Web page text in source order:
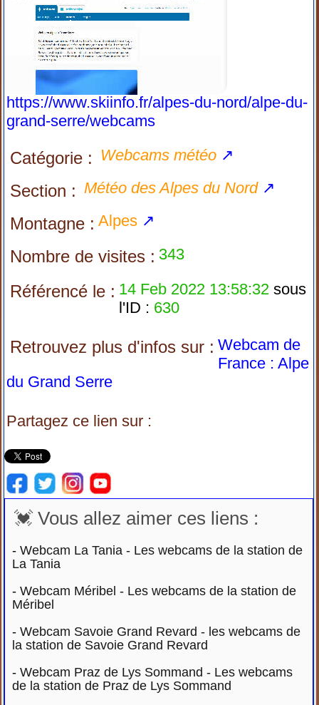
https://www.skiinfo.fr/alpes-du-nord/alpe-du-
grand-serre/webcams
Catégorie : Webcams météo ↗
Section : Météo des Alpes du Nord↗
Montagne : Alpes ↗
Nombre de visites : 343
Référencé le : 14 Feb 2022 13:58:32 sous
l'ID : 630
Retrouvez plus d'infos sur : Webcam de
France : Alpe
du Grand Serre
Partagez ce lien sur :
💓 Vous allez aimer ces liens :
-Webcam La Tania - Les webcams de la station de
La Tania
-Webcam Méribel - Les webcams de la station de
Méribel
-Webcam Savoie Grand Revard - les webcams de
la station de Savoie Grand Revard
-Webcam Praz de Lys Sommand - Les webcams
de la station de Praz de Lys Sommand